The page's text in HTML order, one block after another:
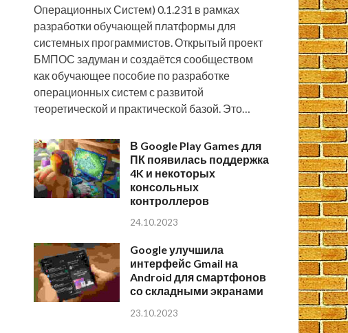
Операционных Систем) 0.1.231 в рамках
разработки обучающей платформы для
системных программистов. Открытый проект
БМПОС задуман и создаётся сообществом
как обучающее пособие по разработке
операционных систем с развитой
теоретической и практической базой. Это…
В Google Play Games для
ПК появилась поддержка
4K и некоторых
консольных
контроллеров
24.10.2023
Google улучшила
интерфейс Gmail на
Android для смартфонов
со складными экранами
23.10.2023